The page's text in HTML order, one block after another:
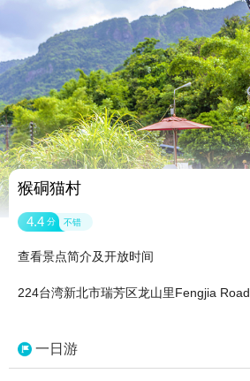
猴硐猫村
4.4 分 不错
查看景点简介及开放时间
224台湾新北市瑞芳区龙山里Fengjia Road
一日游